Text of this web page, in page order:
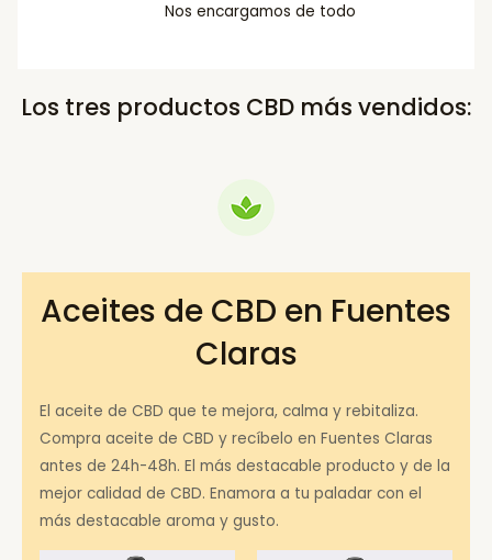
Nos encargamos de todo
Los tres productos CBD más vendidos:
Aceites de CBD en Fuentes
Claras
El aceite de CBD que te mejora, calma y rebitaliza.
Compra aceite de CBD y recíbelo en Fuentes Claras
antes de 24h-48h. El más destacable producto y de la
mejor calidad de CBD. Enamora a tu paladar con el
más destacable aroma y gusto.